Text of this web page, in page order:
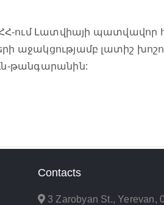
ում Լատվիայի պատվավոր
աջակցությամբ լատիշ
թանգարանին:
Contacts
3 Zarobyan St., Yerevan,